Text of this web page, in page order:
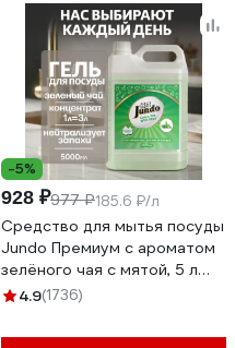
-5%
928 ₽977 ₽185.6 ₽/л
Средство для мытья посуды
Jundo Премиум с ароматом
зелёного чая с мятой, 5 л
4903720021545
4.9(1736)